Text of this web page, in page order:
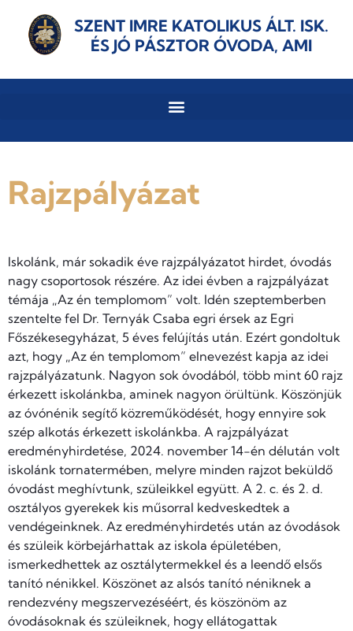
SZENT IMRE KATOLIKUS ÁLT. ISK.
ÉS JÓ PÁSZTOR ÓVODA, AMI
Rajzpályázat
Iskolánk, már sokadik éve rajzpályázatot hirdet, óvodás
nagy csoportosok részére. Az idei évben a rajzpályázat
témája „Az én templomom” volt. Idén szeptemberben
szentelte fel Dr. Ternyák Csaba egri érsek az Egri
Főszékesegyházat, 5 éves felújítás után. Ezért gondoltuk
azt, hogy „Az én templomom” elnevezést kapja az idei
rajzpályázatunk. Nagyon sok óvodából, több mint 60 rajz
érkezett iskolánkba, aminek nagyon örültünk. Köszönjük
az óvónénik segítő közreműködését, hogy ennyire sok
szép alkotás érkezett iskolánkba. A rajzpályázat
eredményhirdetése, 2024. november 14-én délután volt
iskolánk tornatermében, melyre minden rajzot beküldő
óvodást meghívtunk, szüleikkel együtt. A 2. c. és 2. d.
osztályos gyerekek kis műsorral kedveskedtek a
vendégeinknek. Az eredményhirdetés után az óvodások
és szüleik körbejárhattak az iskola épületében,
ismerkedhettek az osztálytermekkel és a leendő elsős
tanító nénikkel. Köszönet az alsós tanító néniknek a
rendezvény megszervezéséért, és köszönöm az
óvodásoknak és szüleiknek, hogy ellátogattak